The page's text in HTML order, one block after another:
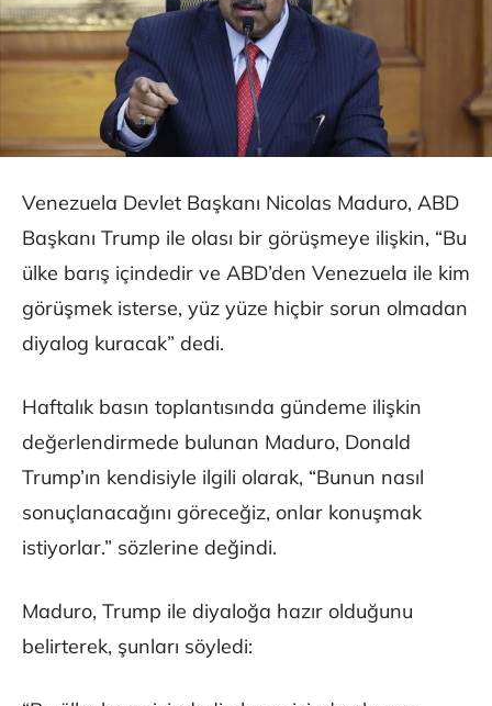
Venezuela Devlet Başkanı Nicolas Maduro, ABD
Başkanı Trump ile olası bir görüşmeye ilişkin, “Bu
ülke barış içindedir ve ABD’den Venezuela ile kim
görüşmek isterse, yüz yüze hiçbir sorun olmadan
diyalog kuracak” dedi.
Haftalık basın toplantısında gündeme ilişkin
değerlendirmede bulunan Maduro, Donald
Trump’ın kendisiyle ilgili olarak, “Bunun nasıl
sonuçlanacağını göreceğiz, onlar konuşmak
istiyorlar.” sözlerine değindi.
Maduro, Trump ile diyaloğa hazır olduğunu
belirterek, şunları söyledi: